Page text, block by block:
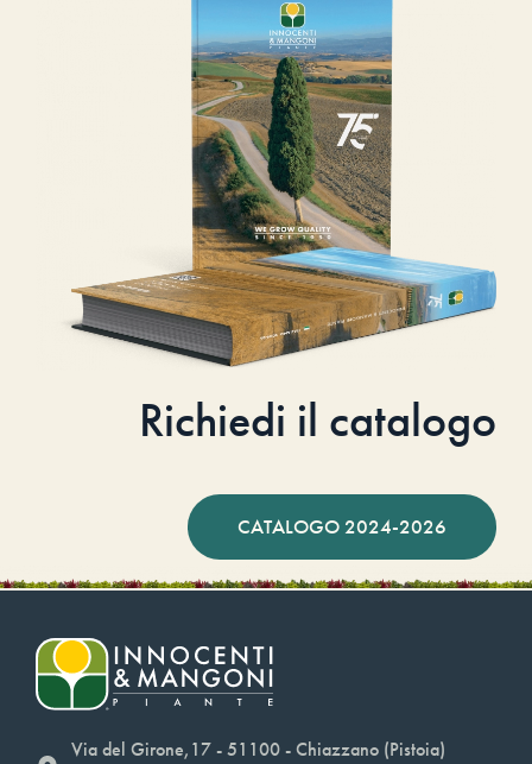
Richiedi il catalogo
CATALOGO 2024-2026
Via del Girone,17 - 51100 - Chiazzano (Pistoia)